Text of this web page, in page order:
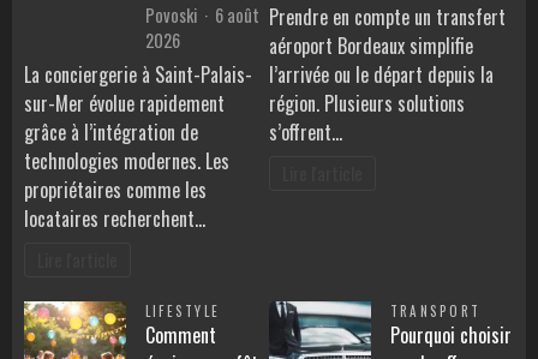
Povoski
6 août
2026
La conciergerie à Saint-Palais-
sur-Mer évolue rapidement
grâce à l’intégration de
technologies modernes. Les
propriétaires comme les
locataires recherchent…
Prendre en compte un transfert
aéroport Bordeaux simplifie
l’arrivée ou le départ depuis la
région. Plusieurs solutions
s’offrent…
LIFESTYLE
Comment
TRANSPORT
Pourquoi choisir